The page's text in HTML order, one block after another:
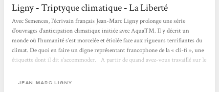
Ligny - Triptyque climatique - La Liberté
Avec Semences, l’écrivain français Jean-Marc Ligny prolonge une série
d’ouvrages d’anticipation climatique initiée avec AquaTM. Il y décrit un
monde où l’humanité s’est morcelée et étiolée face aux rigueurs terrifiantes du
climat. De quoi en faire un digne représentant francophone de la « cli-fi », une
étiquette dont il dit s’accommoder. A partir de quand avez-vous travaillé sur le
conscience (et par suite, dans mon travail) au tournant du siècle, quand elle...
JEAN-MARC LIGNY